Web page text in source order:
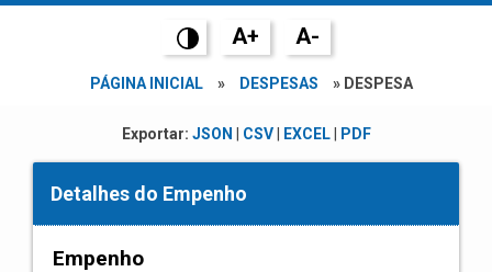
A+ A-
PÁGINA INICIAL » DESPESAS » DESPESA
Exportar: JSON CSV| EXCEL| PDF
Detalhes do Empenho
Empenho